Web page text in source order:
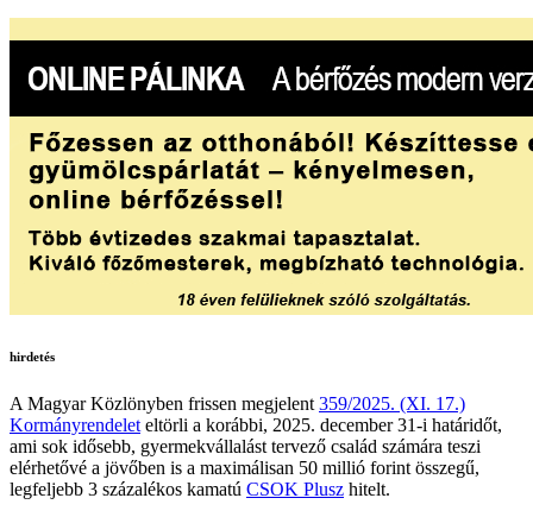
hirdetés
A Magyar Közlönyben frissen megjelent 359/2025. (XI. 17.)
Kormányrendelet eltörli a korábbi, 2025. december 31-i határidőt,
ami sok idősebb, gyermekvállalást tervező család számára teszi
elérhetővé a jövőben is a maximálisan 50 millió forint összegű,
legfeljebb 3 százalékos kamatú CSOK Plusz hitelt.